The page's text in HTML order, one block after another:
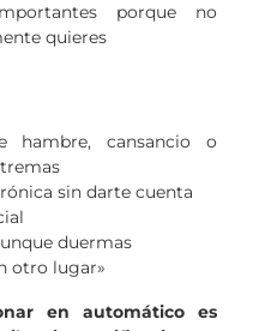
porque no
quieres
hambre, cansancio o
sin darte cuenta
duermas
otro lugar»
en automático es